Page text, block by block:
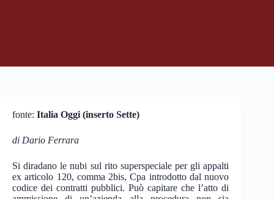
fonte: Italia Oggi (inserto Sette)
di Dario Ferrara
Si diradano le nubi sul rito superspeciale per gli appalti
ex articolo 120, comma 2­bis, Cpa introdotto dal nuovo
codice dei contratti pubblici. Può capitare che l’atto di